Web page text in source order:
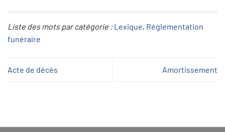
Liste des mots par catégorie : Lexique, Réglementation
funéraire
Acte de décès Amortissement